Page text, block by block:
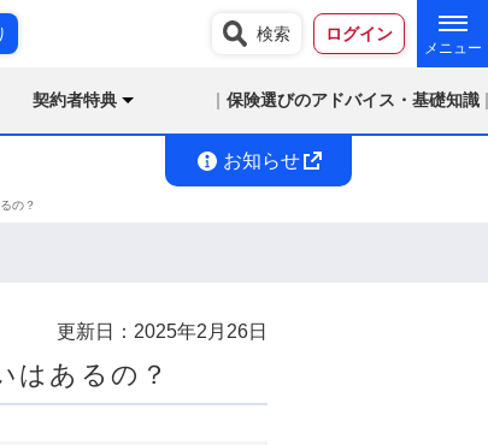
検索 ログイン
契約者特典 保険選びのアドバイス・基礎知識
お知らせ
の？
更新日： 2025年2月26日
はあるの？